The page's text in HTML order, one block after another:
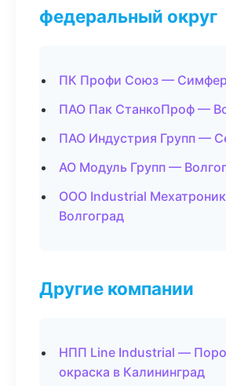
федеральный округ
ПК Профи Союз —
ПАО Пак СтанкоПроф —
ПАО Индустрия Групп —
АО Модуль Групп —
ООО Industrial
Волгоград
Другие компании
НПП Line Industrial —
окраска в Калининград